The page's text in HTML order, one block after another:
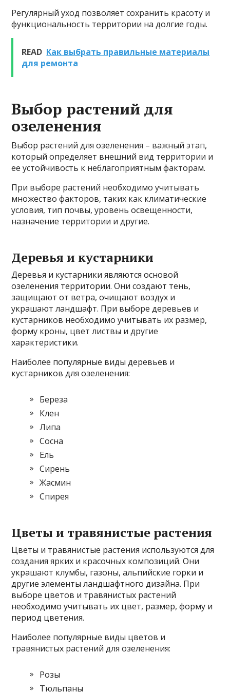
Регулярный уход позволяет сохранить красоту и
функциональность территории на долгие годы.
READ Как выбрать правильные материалы
для ремонта
Выбор растений для
озеленения
Выбор растений для озеленения – важный этап,
который определяет внешний вид территории и
ее устойчивость к неблагоприятным факторам.
При выборе растений необходимо учитывать
множество факторов, таких как климатические
условия, тип почвы, уровень освещенности,
назначение территории и другие.
Деревья и кустарники
Деревья и кустарники являются основой
озеленения территории. Они создают тень,
защищают от ветра, очищают воздух и
украшают ландшафт. При выборе деревьев и
кустарников необходимо учитывать их размер,
форму кроны, цвет листвы и другие
характеристики.
Наиболее популярные виды деревьев и
кустарников для озеленения:
Береза
Клен
Липа
Сосна
Ель
Сирень
Жасмин
Спирея
Цветы и травянистые растения
Цветы и травянистые растения используются для
создания ярких и красочных композиций. Они
украшают клумбы, газоны, альпийские горки и
другие элементы ландшафтного дизайна. При
выборе цветов и травянистых растений
необходимо учитывать их цвет, размер, форму и
период цветения.
Наиболее популярные виды цветов и
травянистых растений для озеленения:
Розы
Тюльпаны